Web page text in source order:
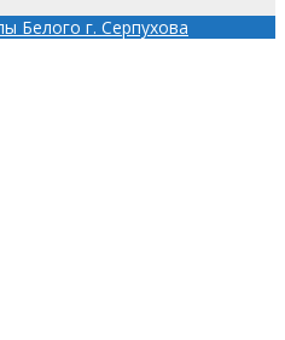
Белого г. Серпухова